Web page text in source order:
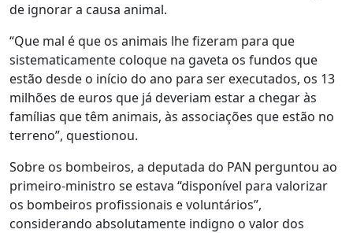
de ignorar a causa animal.
“Que mal é que os animais lhe fizeram para que
sistematicamente coloque na gaveta os fundos que
estão desde o início do ano para ser executados, os 13
milhões de euros que já deveriam estar a chegar às
famílias que têm animais, às associações que estão no
terreno”, questionou.
Sobre os bombeiros, a deputada do PAN perguntou ao
primeiro-ministro se estava “disponível para valorizar
os bombeiros profissionais e voluntários”,
considerando absolutamente indigno o valor dos